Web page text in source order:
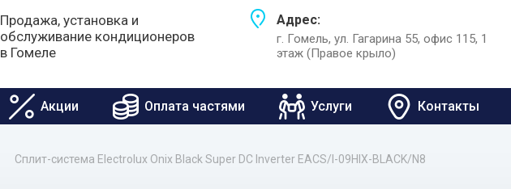
Продажа, установка и
обслуживание кондиционеров
в Гомеле
Адрес:
г. Гомель, ул. Гагарина 55, офис 115, 1
этаж (Правое крыло)
Акции Оплата частями Услуги Контакты
Сплит-система Electrolux Onix Black Super DC Inverter EACS/I-09HIX-BLACK/N8